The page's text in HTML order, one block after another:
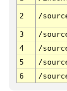
2 /
3 /
4
/
5
/
6
/